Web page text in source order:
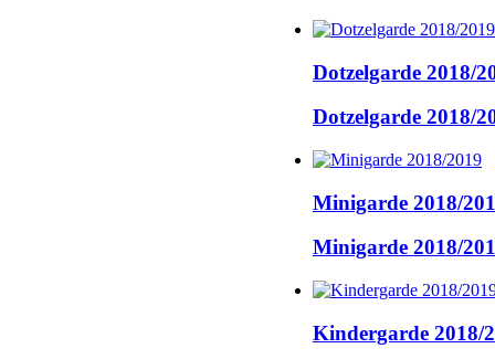
Dotzelgarde 2018/
Dotzelgarde 2018/
Minigarde 2018/
Minigarde 2018/
Kindergarde 2018/